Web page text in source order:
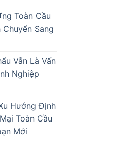
Toàn Cầu
Sang
Vẫn Là Vấn
Nghiệp
Hướng Định
Toàn Cầu
Mới